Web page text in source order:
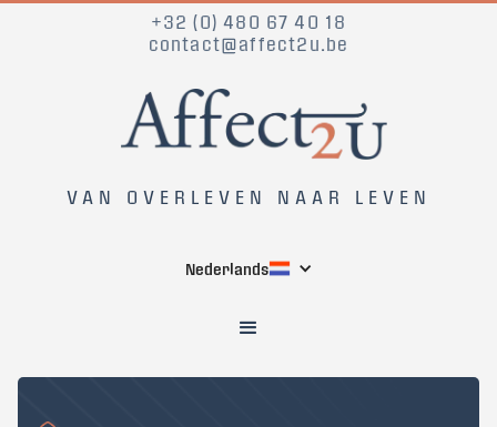
+32 (0) 480 67 40 18
contact@affect2u.be
VAN OVERLEVEN NAAR LEVEN
Nederlands